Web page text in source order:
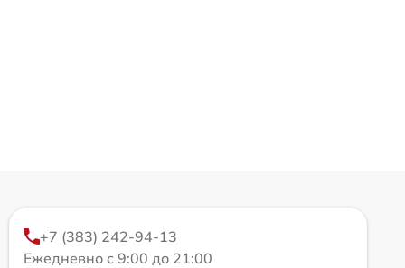
+7 (383) 242-94-13
Ежедневно с 9:00 до 21:00